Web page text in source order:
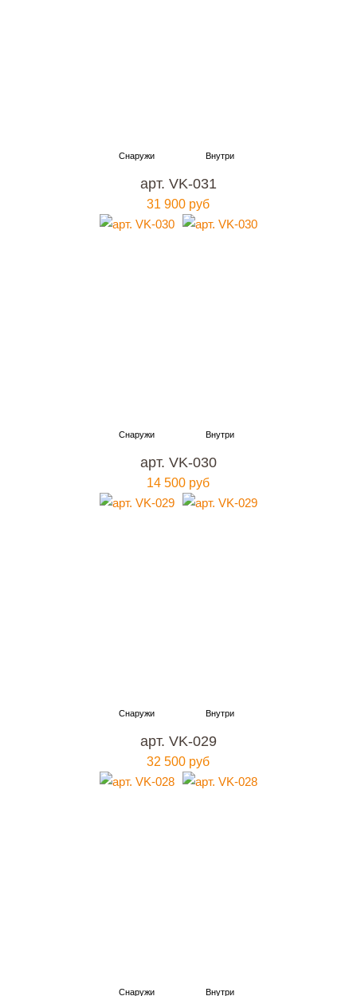
арт. VK-031
31 900 руб
арт. VK-030
14 500 руб
арт. VK-029
32 500 руб